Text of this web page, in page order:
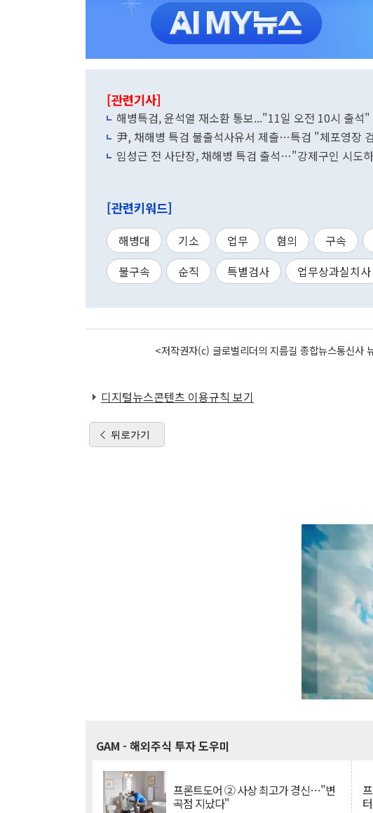
[관련기사]
해병특검, 윤석열 재소환 통보..."11일 오전 10시 출석"
尹, 채해병 특검 불출석사유서 제출…특검 "체포영장
임성근 전 사단장, 채해병 특검 출석…"강제구인 시도
[관련키워드]
해병대 기소 업무 혐의 구속
불구속
순직 특별검사 업무상과실치사
<저작권자(c) 글로벌리더의 지름길 종합뉴스통신
디지털뉴스콘텐츠 이용규칙 보기
뒤로가기
GAM - 해외주식 투자 도우미
프론트도어 ② 사상 최고가 경신…"변
곡점 지났다"